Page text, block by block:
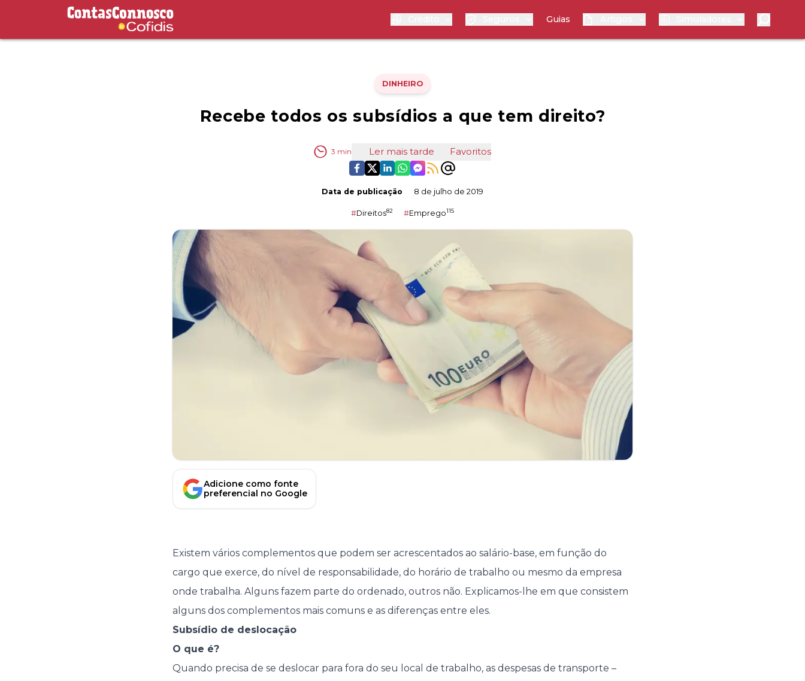
Contas Connosco by Cofidis Guias
DINHEIRO
Recebe todos os subsídios a que tem direito?
3 min Ler mais tarde Favoritos
Data de publicação 8 de julho de 2019
#Direitos82 #Emprego115
Adicione como fonte
preferencial no Google
Existem vários complementos que podem ser acrescentados ao salário-base, em função do
cargo que exerce, do nível de responsabilidade, do horário de trabalho ou mesmo da empresa
onde trabalha. Alguns fazem parte do ordenado, outros não. Explicamos-lhe em que consistem
alguns dos complementos mais comuns e as diferenças entre eles.
Subsídio de deslocação
O que é?
Quando precisa de se deslocar para fora do seu local de trabalho, as despesas de transporte –